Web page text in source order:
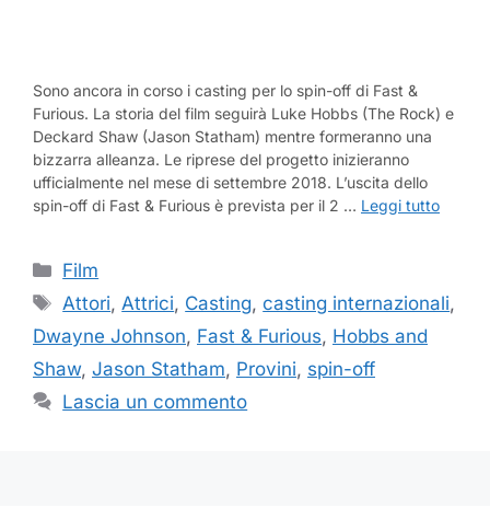
Sono ancora in corso i casting per lo spin-off di Fast &
Furious. La storia del film seguirà Luke Hobbs (The Rock) e
Deckard Shaw (Jason Statham) mentre formeranno una
bizzarra alleanza. Le riprese del progetto inizieranno
ufficialmente nel mese di settembre 2018. L’uscita dello
spin-off di Fast & Furious è prevista per il 2 … Leggi tutto
Categorie
Film
Tag
Attori,Attrici, Casting,casting internazionali,
Dwayne Johnson, Fast & Furious, Hobbs and
Shaw, Jason Statham, Provini, spin-off
Lascia un commento